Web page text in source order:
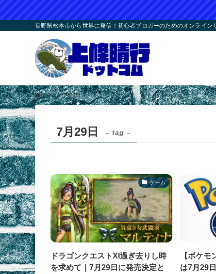
長野県松本市から世界に発信！初心者ブロガーのためのオンライ
ホーム 7月29日
7月29日 – tag –
ゲーム
ドラゴンクエストXI過ぎ去りし時
を求めて｜7月29日に発売決定と
【ポケモ
は7月29